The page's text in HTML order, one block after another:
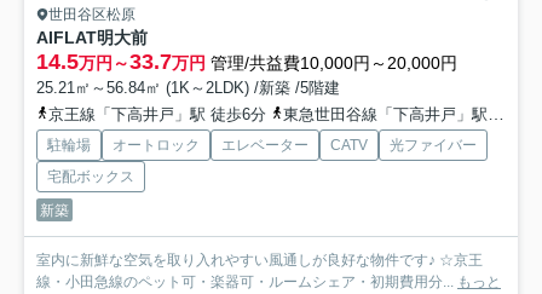
世田谷区松原
AIFLAT明大前
14.5万円～33.7万円 管理/共益費10,000円～20,000円
25.21㎡～56.84㎡ (1K～2LDK) /新築 /5階建
京王線「下高井戸」駅 徒歩6分
東急世田谷線「下高井戸」駅 徒歩6分
駐輪場 オートロック エレベーター CATV
光ファイバー
宅配ボックス
新築
室内に新鮮な空気を取り入れやすい風通しが良好な物件です♪ ☆京王
線・小田急線のペット可・楽器可・ルームシェア・初期費用分... もっと